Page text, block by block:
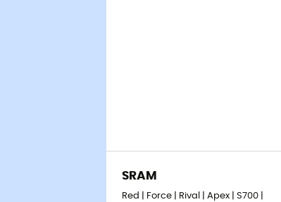
SRAM
Red | Force | Rival | Apex | S700 |